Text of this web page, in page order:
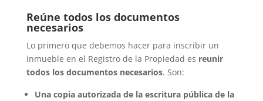
Reúne todos los documentos
necesarios
Lo primero que debemos hacer para inscribir un
inmueble en el Registro de la Propiedad es reunir
todos los documentos necesarios. Son:
Una copia autorizada de la escritura pública de la